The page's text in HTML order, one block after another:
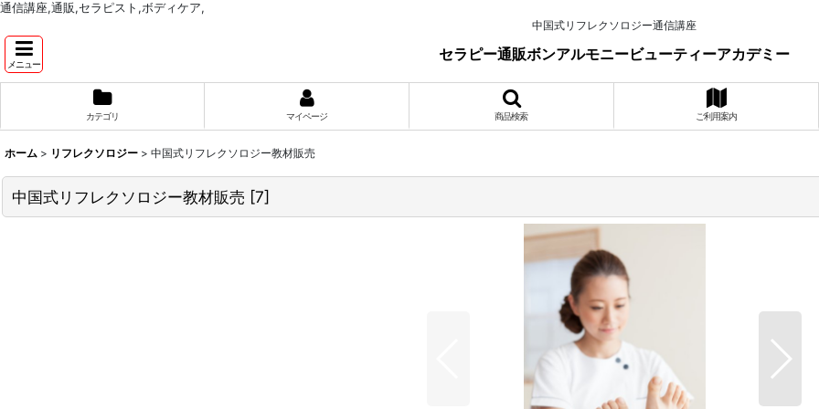
通信講座,通販,セラピスト,ボディケア,
中国式リフレクソロジー通信講座
メニュー
セラピー通販ボンアルモニービューティーアカデミー
カテゴリ マイページ 商品検索 ご利用案内
ホーム > リフレクソロジー > 中国式リフレクソロジー教材販売
中国式リフレクソロジー教材販売 [7]